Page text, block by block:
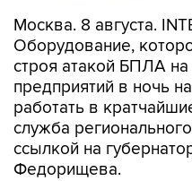
Москва. 8 августа.
Оборудование,
строя атакой БПЛА
предприятий в ночь
работать в
служба
ссылкой на
Федорищева.